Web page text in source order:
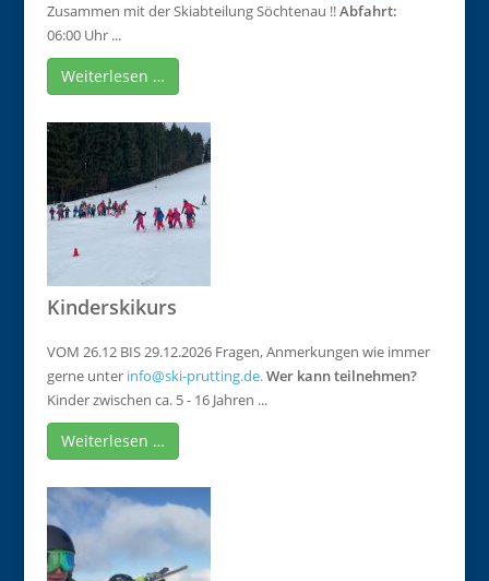
Zusammen mit der Skiabteilung Söchtenau !!Abfahrt:
06:00 Uhr ...
Weiterlesen …
Kinderskikurs
VOM 26.12 BIS 29.12.2026 Fragen, Anmerkungen wie immer
gerne unter info@ski-prutting.de.Wer kann teilnehmen?
Kinder zwischen ca. 5 - 16 Jahren ...
Weiterlesen …